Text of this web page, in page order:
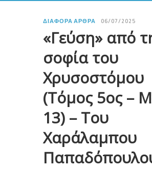
ΔΙΆΦΟΡΑ ΆΡΘΡΑ 06/07/2025
«Γεύση» από
σοφία του
Χρυσοστόμου
(Τόμος 5ος –
13) – Του
Χαράλαμπου